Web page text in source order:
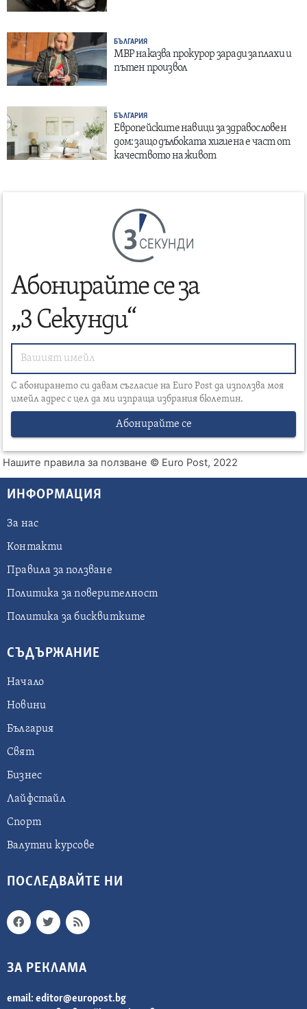
БЪЛГАРИЯ
МВР наказва прокурор заради заплахи и
пътен произвол
БЪЛГАРИЯ
Европейските навици за здравословен
дом: защо дълбоката хигиена е част от
качеството на живот
СЕКУНДИ
Абонирайте се за
„3 Секунди“
С абонирането си давам съгласие на Euro Post да използва моя
имейл адрес с цел да ми изпраща избрания бюлетин.
Абонирайте се
Нашите правила за ползване © Euro Post, 2022
ИНФОРМАЦИЯ
За нас
Контакти
Правила за ползване
Политика за поверителност
Политика за бисквитките
СЪДЪРЖАНИЕ
Начало
Новини
България
Свят
Бизнес
Лайфстайл
Спорт
Валутни курсове
ПОСЛЕДВАЙТЕ НИ
ЗА РЕКЛАМА
email: editor@europost.bg